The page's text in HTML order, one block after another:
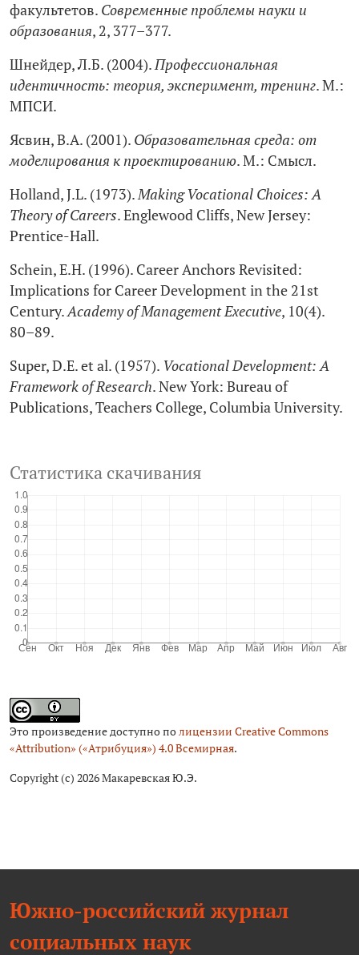
Это произведение доступно полицензии Creative Commons
«Attribution» («Атрибуция») 4.0 Всемирная.
Copyright (c) 2026 Макаревская Ю.Э.
факультетов. Современные проблемы науки и
образования, 2, 377–377.
Шнейдер, Л.Б. (2004).Профессиональная
идентичность: теория, эксперимент, тренинг. М.:
МПСИ.
Ясвин, В.А. (2001). Образовательная среда: от
моделирования к проектированию. М.: Смысл.
Holland, J.L. (1973).Making Vocational Choices: A
Theory of Careers. Englewood Cliffs, New Jersey:
Prentice-Hall.
Schein, E.H. (1996). Career Anchors Revisited:
Implications for Career Development in the 21st
Century.Academy of Management Executive, 10(4).
80–89.
Super, D.E. et al. (1957). Vocational Development: A
Framework of Research. New York: Bureau of
Publications, Teachers College, Columbia University.
Статистика скачивания
Южно-российский журнал
социальных наук